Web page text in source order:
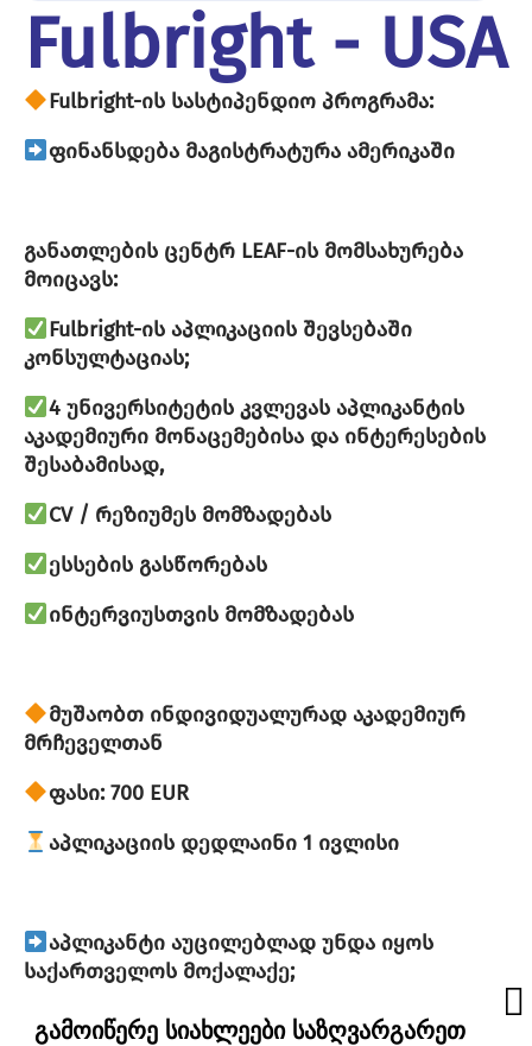
Fulbright - USA
Fulbright-ის სასტიპენდიო პროგრამა:
ფინანსდება მაგისტრატურა ამერიკაში
განათლების ცენტრ LEAF-ის მომსახურება
მოიცავს:
Fulbright-ის აპლიკაციის შევსებაში
კონსულტაციას;
4 უნივერსიტეტის კვლევას აპლიკანტის
აკადემიური მონაცემებისა და ინტერესების
შესაბამისად,
CV / რეზიუმეს მომზადებას
ესსების გასწორებას
ინტერვიუსთვის მომზადებას
მუშაობთ ინდივიდუალურად აკადემიურ
მრჩეველთან
ფასი: 700 EUR
აპლიკაციის დედლაინი 1 ივლისი
აპლიკანტი აუცილებლად უნდა იყოს
საქართველოს მოქალაქე;
აპლიკანტს დასრულებული უნდა ჰქონდეს
გამოიწერე სიახლეები საზღვარგარეთ